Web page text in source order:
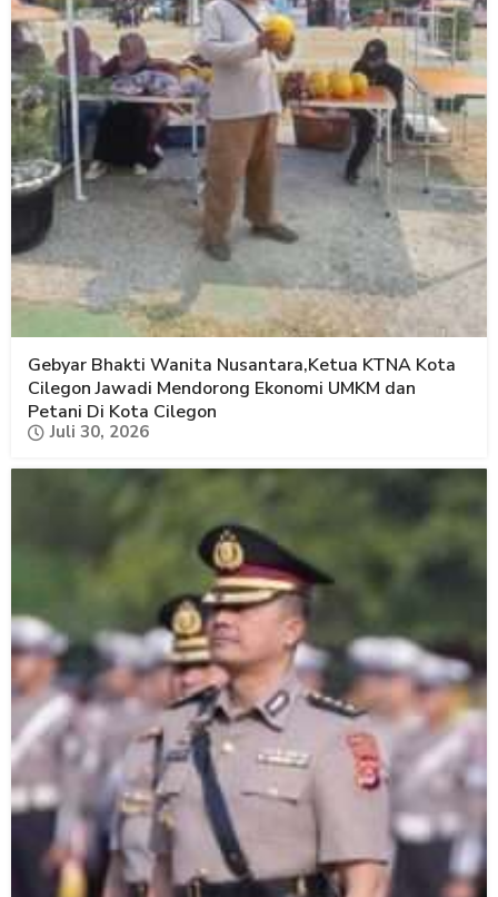
Gebyar Bhakti Wanita Nusantara,Ketua KTNA Kota
Cilegon Jawadi Mendorong Ekonomi UMKM dan
Petani Di Kota Cilegon
Juli 30, 2026